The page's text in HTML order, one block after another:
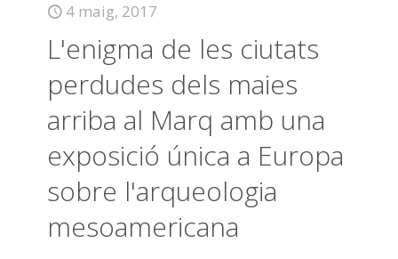
4 maig, 2017
L'enigma de les ciutats
perdudes dels maies
arriba al Marq amb una
exposició única a Europa
sobre l'arqueologia
mesoamericana